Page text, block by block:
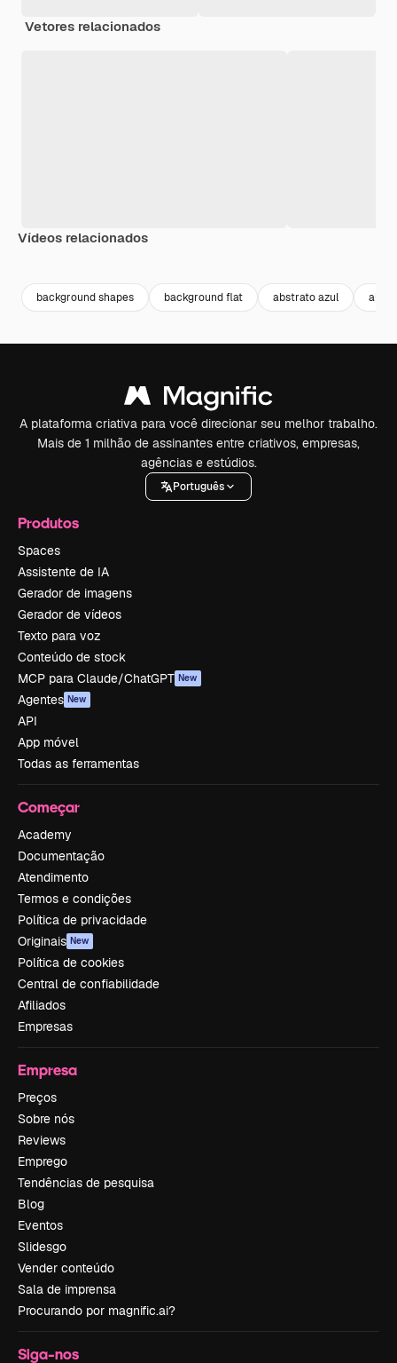
Vetores relacionados
Vídeos relacionados
background shapes background flat abstrato azul
A plataforma criativa para você direcionar seu melhor trabalho.
Mais de 1 milhão de assinantes entre criativos, empresas,
agências e estúdios.
Português
Produtos
Spaces
Assistente de IA
Gerador de imagens
Gerador de vídeos
Texto para voz
Conteúdo de stock
MCP para Claude/ChatGPT New
Agentes New
API
App móvel
Todas as ferramentas
Começar
Academy
Documentação
Atendimento
Termos e condições
Política de privacidade
Originais New
Política de cookies
Central de confiabilidade
Afiliados
Empresas
Empresa
Preços
Sobre nós
Reviews
Emprego
Tendências de pesquisa
Blog
Eventos
Slidesgo
Vender conteúdo
Sala de imprensa
Procurando por magnific.ai?
Siga-nos